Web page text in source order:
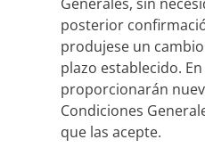
posterior
produjese un
plazo establecido.
proporcionarán
Condiciones
que las acepte.